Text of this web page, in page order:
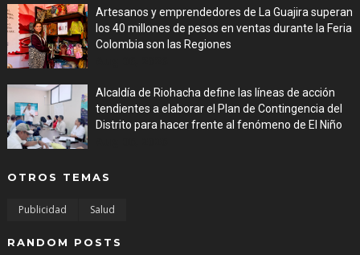
Artesanos y emprendedores de La Guajira superan
los 40 millones de pesos en ventas durante la Feria
Colombia son las Regiones
Alcaldía de Riohacha define las líneas de acción
tendientes a elaborar el Plan de Contingencia del
Distrito para hacer frente al fenómeno de El Niño
OTROS TEMAS
Publicidad Salud
RANDOM POSTS